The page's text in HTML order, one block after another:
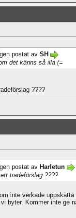
postat av SH
det känns så illa (=
????
postat av Harletun
tradeförslag ????
inte verkade
byter. Kommer inte ge